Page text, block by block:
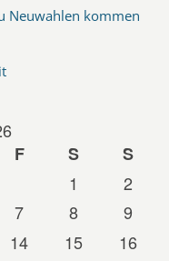
Neuwahlen kommen
F S
S
1
2
7 8
9
14 15
16